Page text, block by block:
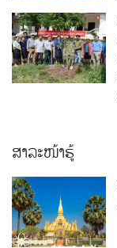
ສາລະໜ້າຮູ້